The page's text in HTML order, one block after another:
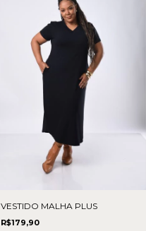
VESTIDO MALHA PLUS
R$179,90